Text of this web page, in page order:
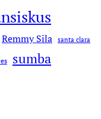
Remmy Sila santa clara
sumba